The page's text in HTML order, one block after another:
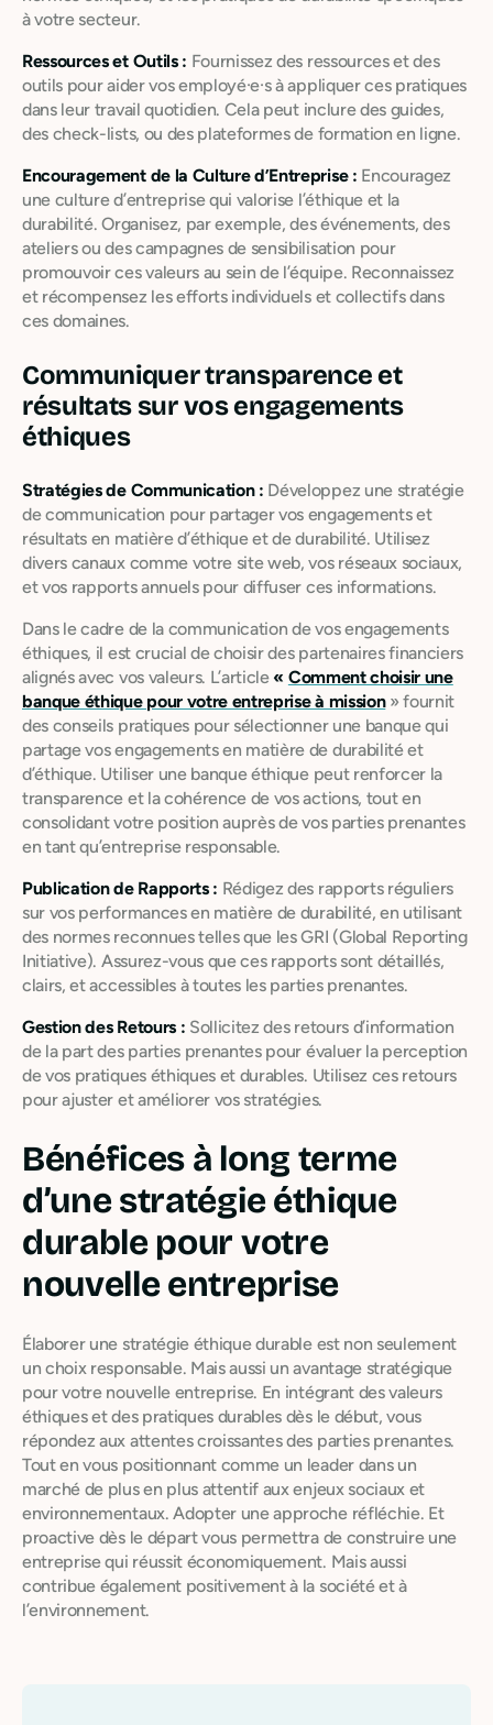
à votre secteur.
Ressources et Outils : Fournissez des ressources et des
outils pour aider vos employé·e·s à appliquer ces pratiques
dans leur travail quotidien. Cela peut inclure des guides,
des check-lists, ou des plateformes de formation en ligne.
Encouragement de la Culture d’Entreprise : Encouragez
une culture d’entreprise qui valorise l’éthique et la
durabilité. Organisez, par exemple, des événements, des
ateliers ou des campagnes de sensibilisation pour
promouvoir ces valeurs au sein de l’équipe. Reconnaissez
et récompensez les efforts individuels et collectifs dans
ces domaines.
Communiquer transparence et
résultats sur vos engagements
éthiques
Stratégies de Communication : Développez une stratégie
de communication pour partager vos engagements et
résultats en matière d’éthique et de durabilité. Utilisez
divers canaux comme votre site web, vos réseaux sociaux,
et vos rapports annuels pour diffuser ces informations.
Dans le cadre de la communication de vos engagements
éthiques, il est crucial de choisir des partenaires financiers
alignés avec vos valeurs. L’article « Comment choisir une
banque éthique pour votre entreprise à mission» fournit
des conseils pratiques pour sélectionner une banque qui
partage vos engagements en matière de durabilité et
d’éthique. Utiliser une banque éthique peut renforcer la
transparence et la cohérence de vos actions, tout en
consolidant votre position auprès de vos parties prenantes
en tant qu’entreprise responsable.
Publication de Rapports : Rédigez des rapports réguliers
sur vos performances en matière de durabilité, en utilisant
des normes reconnues telles que les GRI (Global Reporting
Initiative). Assurez-vous que ces rapports sont détaillés,
clairs, et accessibles à toutes les parties prenantes.
Gestion des Retours : Sollicitez des retours d’information
de la part des parties prenantes pour évaluer la perception
de vos pratiques éthiques et durables. Utilisez ces retours
pour ajuster et améliorer vos stratégies.
Bénéfices à long terme
d’une stratégie éthique
durable pour votre
nouvelle entreprise
Élaborer une stratégie éthique durable est non seulement
un choix responsable. Mais aussi un avantage stratégique
pour votre nouvelle entreprise. En intégrant des valeurs
éthiques et des pratiques durables dès le début, vous
répondez aux attentes croissantes des parties prenantes.
Tout en vous positionnant comme un leader dans un
marché de plus en plus attentif aux enjeux sociaux et
environnementaux. Adopter une approche réfléchie. Et
proactive dès le départ vous permettra de construire une
entreprise qui réussit économiquement. Mais aussi
contribue également positivement à la société et à
l’environnement.